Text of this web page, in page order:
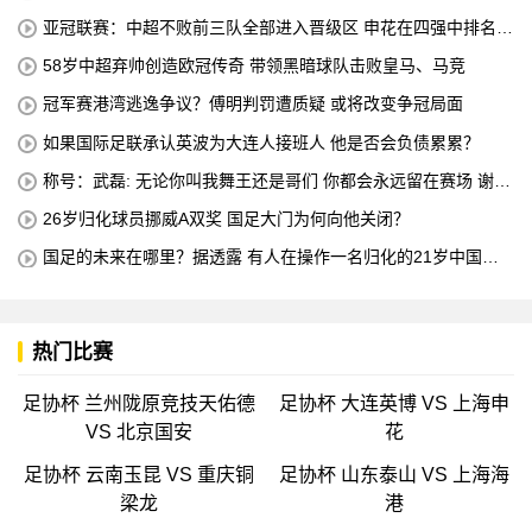
亚冠联赛：中超不败前三队全部进入晋级区 申花在四强中排名第
58岁中超弃帅创造欧冠传奇 带领黑暗球队击败皇马、马竞
冠军赛港湾逃逸争议？傅明判罚遭质疑 或将改变争冠局面
如果国际足联承认英波为大连人接班人 他是否会负债累累？
称号：武磊: 无论你叫我舞王还是哥们 你都会永远留在赛场 谢谢
26岁归化球员挪威A双奖 国足大门为何向他关闭？
国足的未来在哪里？据透露 有人在操作一名归化的21岁中国中
热门比赛
足协杯 兰州陇原竞技天佑德
VS 北京国安
足协杯 大连英博 VS 上海申
花
足协杯 云南玉昆 VS 重庆铜
梁龙
足协杯 山东泰山 VS 上海海
港